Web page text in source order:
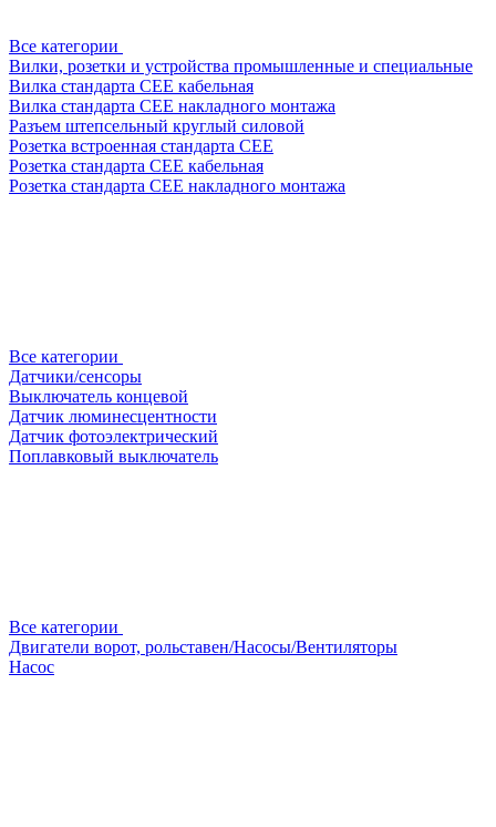
Все категории
Вилки, розетки и устройства промышленные и специальные
Вилка стандарта CEE кабельная
Вилка стандарта CEE накладного монтажа
Разъем штепсельный круглый силовой
Розетка встроенная стандарта CEE
Розетка стандарта СЕЕ кабельная
Розетка стандарта СЕЕ накладного монтажа
Все категории
Датчики/сенсоры
Выключатель концевой
Датчик люминесцентности
Датчик фотоэлектрический
Поплавковый выключатель
Все категории
Двигатели ворот, рольставен/Насосы/Вентиляторы
Насос